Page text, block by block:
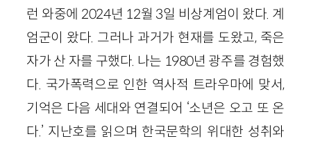
런 와중에 2024년 12월 3일 비상계엄이 왔다. 계
엄군이 왔다. 그러나 과거가 현재를 도왔고, 죽은
자가 산 자를 구했다. 나는 1980년 광주를 경험했
다. 국가폭력으로 인한 역사적 트라우마에 맞서,
기억은 다음 세대와 연결되어 ‘소년은 오고 또 온
다.’ 지난호를 읽으며 한국문학의 위대한 성취와